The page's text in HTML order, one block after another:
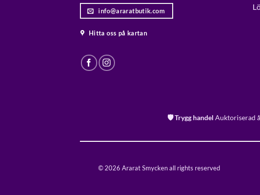
info@araratbutik.com
Hitta oss på kartan
🛡️ Trygg handel Auktoriserad
© 2026 Ararat Smycken all rights reserved